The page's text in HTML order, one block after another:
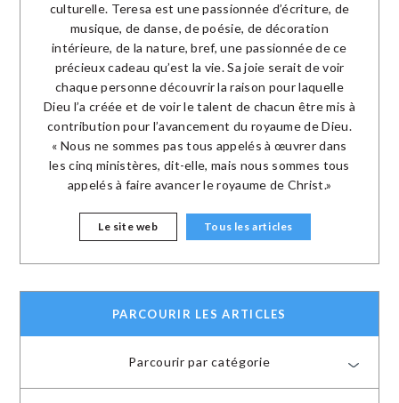
culturelle. Teresa est une passionnée d’écriture, de
musique, de danse, de poésie, de décoration
intérieure, de la nature, bref, une passionnée de ce
précieux cadeau qu’est la vie. Sa joie serait de voir
chaque personne découvrir la raison pour laquelle
Dieu l’a créée et de voir le talent de chacun être mis à
contribution pour l’avancement du royaume de Dieu.
« Nous ne sommes pas tous appelés à œuvrer dans
les cinq ministères, dit-elle, mais nous sommes tous
appelés à faire avancer le royaume de Christ.»
Le site web Tous les articles
PARCOURIR LES ARTICLES
Parcourir par catégorie